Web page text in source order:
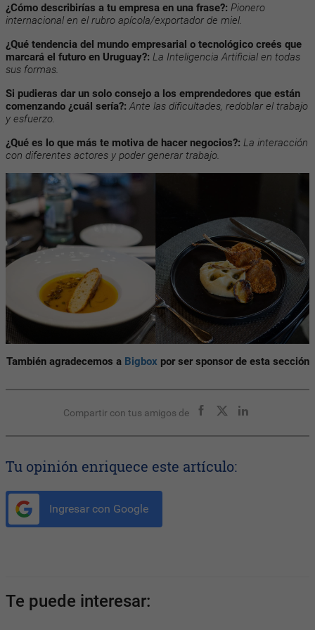
¿Cómo describirías a tu empresa en una frase?: Pionero
internacional en el rubro apícola/exportador de miel.
¿Qué tendencia del mundo empresarial o tecnológico creés que
marcará el futuro en Uruguay?: La Inteligencia Artificial en todas
sus formas.
Si pudieras dar un solo consejo a los emprendedores que están
comenzando ¿cuál sería?: Ante las dificultades, redoblar el trabajo
y esfuerzo.
¿Qué es lo que más te motiva de hacer negocios?: La interacción
con diferentes actores y poder generar trabajo.
También agradecemos a Bigbox por ser sponsor de esta sección
Compartir con tus amigos de
Tu opinión enriquece este artículo:
Ingresar con Google
Te puede interesar: